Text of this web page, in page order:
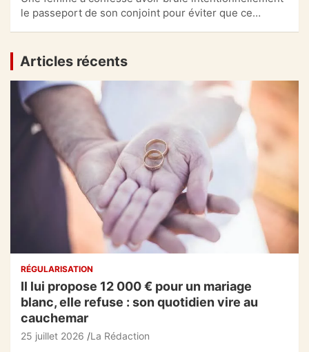
le passeport de son conjoint pour éviter que ce…
Articles récents
RÉGULARISATION
Il lui propose 12 000 € pour un mariage
blanc, elle refuse : son quotidien vire au
cauchemar
25 juillet 2026 La Rédaction